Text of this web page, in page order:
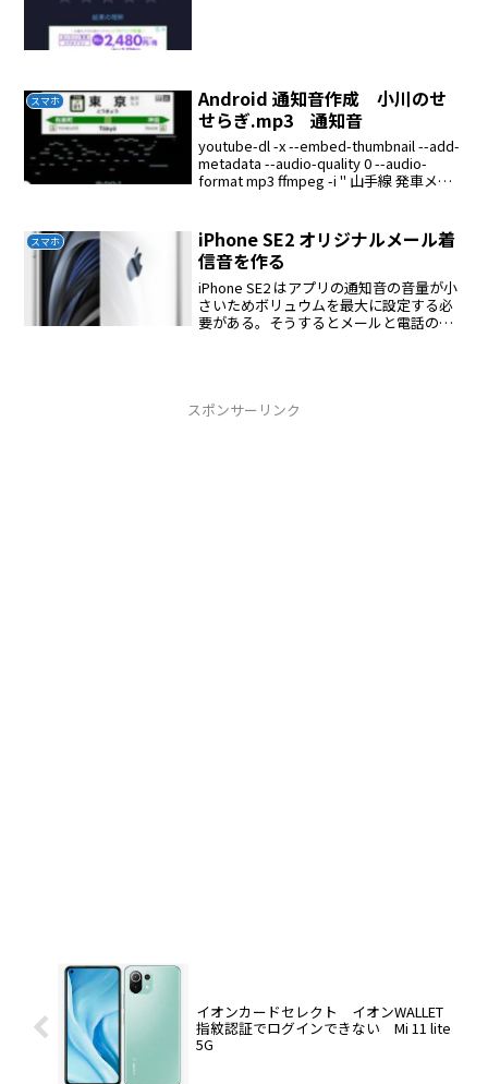
スマホ
Android 通知音作成 小川のせ
せらぎ.mp3 通知音
youtube-dl -x --embed-thumbnail --add-
metadata --audio-quality 0 --audio-
format mp3 ffmpeg -i " 山手線 発車メロ
スマホ
iPhone SE2 オリジナルメール着
信音を作る
iPhone SE2 はアプリの通知音の音量が小
さいためボリュウムを最大に設定する必
要がある。そうするとメールと電話の着
スポンサーリンク
イオンカードセレクト イオンWALLET
指紋認証でログインできない Mi 11 lite
5G